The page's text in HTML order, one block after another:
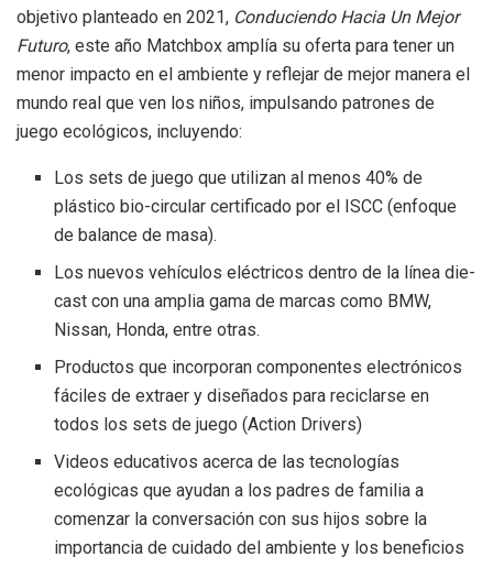
objetivo planteado en 2021, Conduciendo Hacia Un Mejor
Futuro, este año Matchbox amplía su oferta para tener un
menor impacto en el ambiente y reflejar de mejor manera el
mundo real que ven los niños, impulsando patrones de
juego ecológicos, incluyendo:
Los sets de juego que utilizan al menos 40% de
plástico bio-circular certificado por el ISCC (enfoque
de balance de masa).
Los nuevos vehículos eléctricos dentro de la línea die-
cast con una amplia gama de marcas como BMW,
Nissan, Honda, entre otras.
Productos que incorporan componentes electrónicos
fáciles de extraer y diseñados para reciclarse en
todos los sets de juego (Action Drivers)
Videos educativos acerca de las tecnologías
ecológicas que ayudan a los padres de familia a
comenzar la conversación con sus hijos sobre la
importancia de cuidado del ambiente y los beneficios